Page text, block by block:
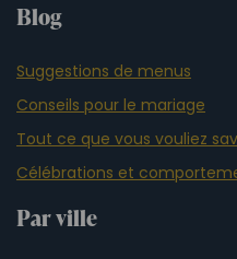
Blog
Suggestions de menus
Conseils pour le mariage
Tout ce que vous vouliez
Célébrations et
Par ville